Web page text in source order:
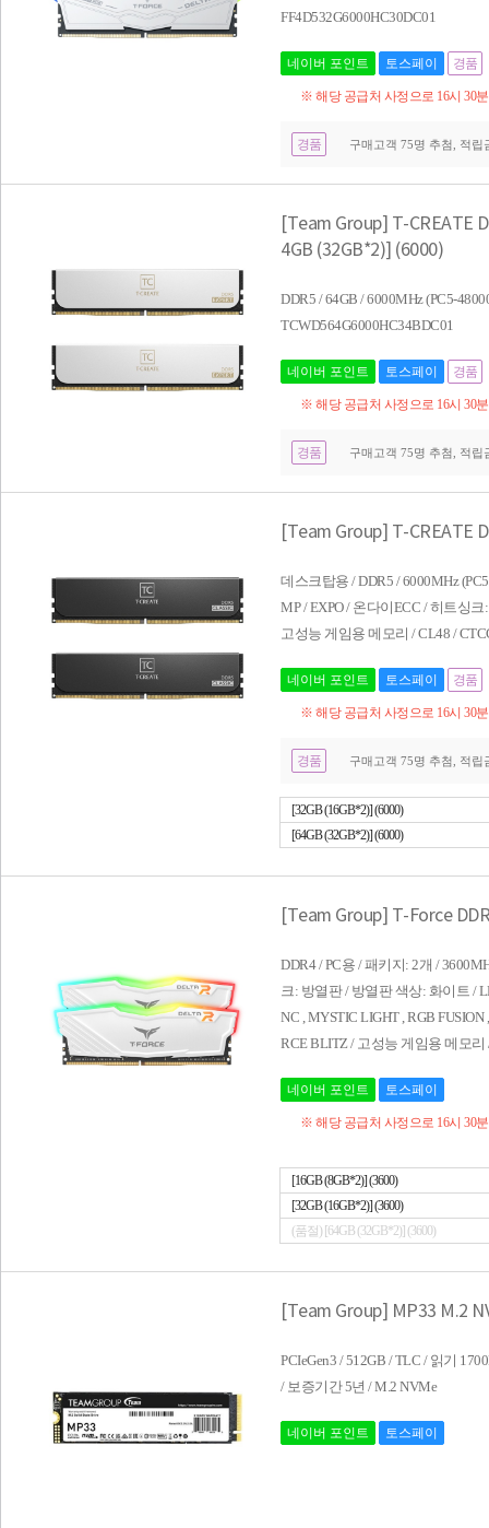
FF4D532G6000HC30DC01
네이버 포인트 토스페이 경품
※ 해당 공급처 사정으로 16시 30
경품 구매고객 75명 추첨, 적립
[Team Group] T-CREATE
4GB (32GB*2)] (6000)
DDR5 / 64GB / 6000MHz (PC5-
TCWD564G6000HC34BDC01
네이버 포인트 토스페이 경품
※ 해당 공급처 사정으로 16시 30
경품 구매고객 75명 추첨, 적립
[Team Group] T-CREATE
데스크탑용 / DDR5 / 6000MHz
MP / EXPO / 온다이ECC / 히트싱
고성능 게임용 메모리 / CL48 /
네이버 포인트 토스페이 경품
※ 해당 공급처 사정으로 16시 30
경품 구매고객 75명 추첨, 적립
[32GB (16GB*2)] (6000)
[64GB (32GB*2)] (6000)
[Team Group] T-Force
DDR4 / PC용 / 패키지: 2개 /
크: 방열판 / 방열판 색상: 화이트 /
NC , MYSTIC LIGHT , RGB
RCE BLITZ / 고성능 게임용 메모리
네이버 포인트 토스페이
※ 해당 공급처 사정으로 16시 30
[16GB (8GB*2)] (3600)
[32GB (16GB*2)] (3600)
(품절) [64GB (32GB*2)] (3600)
[Team Group] MP33 M.2
PCIeGen3 / 512GB / TLC / 읽기
/ 보증기간 5년 / M.2 NVMe
네이버 포인트 토스페이